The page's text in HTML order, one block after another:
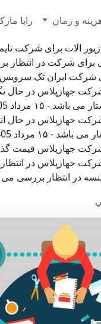
و زمان رایا
برای شرکت تایم پلاس اتمام شده
در انتظار بررسی می باشد - ۱۵
تک سرویس می باشد - ۱۵ مرداد
در حال نگارش می باشد - ۱۵
1405 ساعت ۱۲:۰۶:۳۶
در حال انجام می باشد - ۱۵
1405 ساعت ۱۲:۰۵:۲۸
قیمت گذاری شده می باشد -
در انتظار بررسی می باشد -
می باشد - ۱۵ مرداد 1405